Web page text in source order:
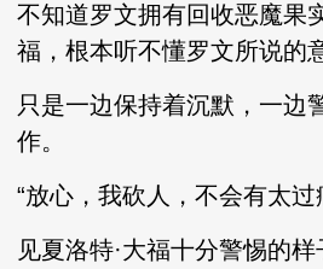
不知道罗文拥有回收恶魔果
福，根本听不懂罗文所说的
只是一边保持着沉默，一边
作。
“放心，我砍人，不会有太过
见夏洛特·大福十分警惕的